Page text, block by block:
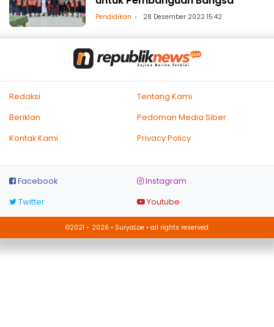
Pendidikan 28 Desember 2022 15:42
Redaksi
Tentang Kami
Beriklan
Pedoman Media Siber
Kontak Kami
Privacy Policy
Facebook
Instagram
Twitter
Youtube
©2021 - 2026 • SuryaLoe • all rights reserved